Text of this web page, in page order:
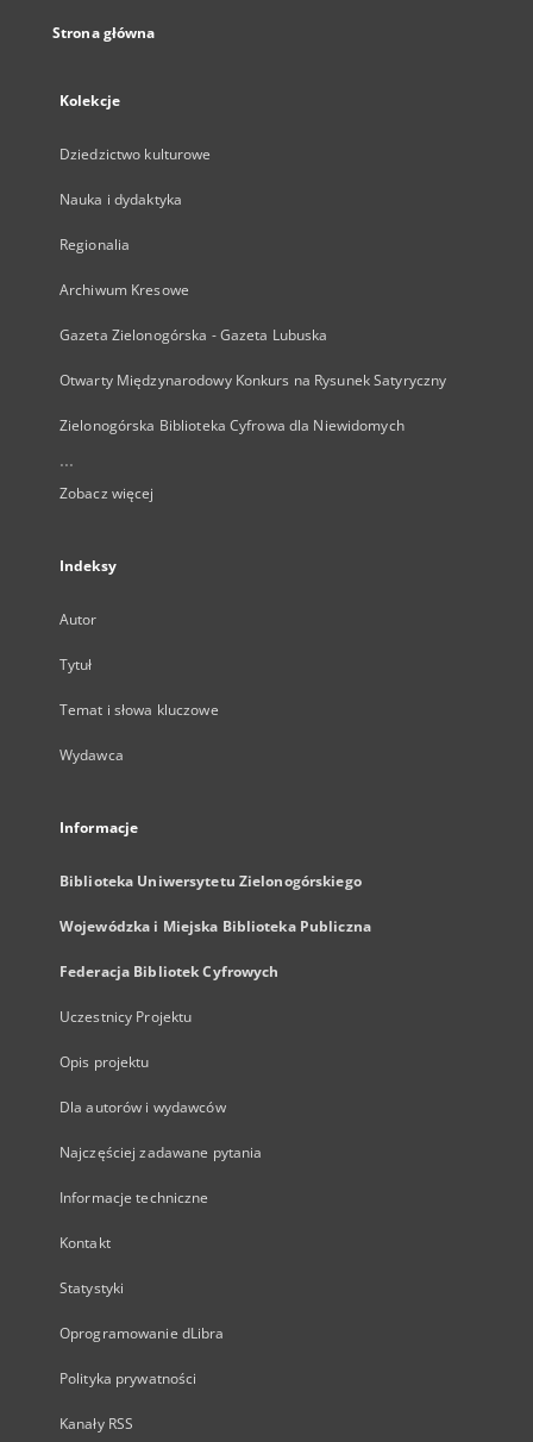
Strona główna
Kolekcje
Dziedzictwo kulturowe
Nauka i dydaktyka
Regionalia
Archiwum Kresowe
Gazeta Zielonogórska - Gazeta Lubuska
Otwarty Międzynarodowy Konkurs na Rysunek Satyryczny
Zielonogórska Biblioteka Cyfrowa dla Niewidomych
...
Zobacz więcej
Indeksy
Autor
Tytuł
Temat i słowa kluczowe
Wydawca
Informacje
Biblioteka Uniwersytetu Zielonogórskiego
Wojewódzka i Miejska Biblioteka Publiczna
Federacja Bibliotek Cyfrowych
Uczestnicy Projektu
Opis projektu
Dla autorów i wydawców
Najczęściej zadawane pytania
Informacje techniczne
Kontakt
Statystyki
Oprogramowanie dLibra
Polityka prywatności
Kanały RSS